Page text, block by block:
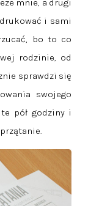
mnie, a drugi
i sami
bo to co
rodzinie, od
sprawdzi się
swojego
pół godziny i